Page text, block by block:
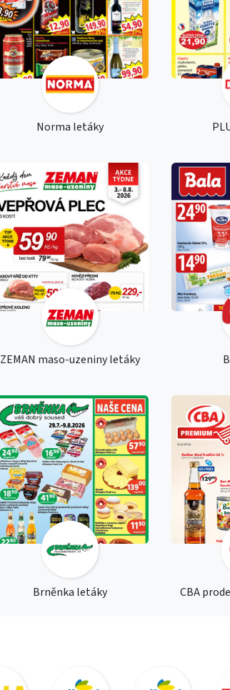
Norma letáky
ZEMAN maso-uzeniny letáky
Brněnka letáky CBA